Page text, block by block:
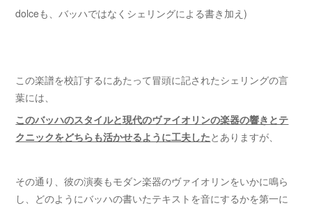
dolceも、バッハではなくシェリングによる書き加え)
この楽譜を校訂するにあたって冒頭に記されたシェリングの言
葉には、
このバッハのスタイルと現代のヴァイオリンの楽器の響きとテ
クニックをどちらも活かせるように工夫したとありますが、
その通り、彼の演奏もモダン楽器のヴァイオリンをいかに鳴ら
し、どのようにバッハの書いたテキストを音にするかを第一に